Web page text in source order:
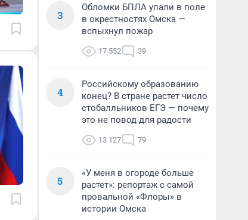
3
Обломки БПЛА упали в поле
в окрестностях Омска —
вспыхнул пожар
17 552 39
4
Российскому образованию
конец? В стране растет число
стобалльников ЕГЭ — почему
это не повод для радости
13 127 79
5
«У меня в огороде больше
растет»: репортаж с самой
провальной «Флоры» в
истории Омска